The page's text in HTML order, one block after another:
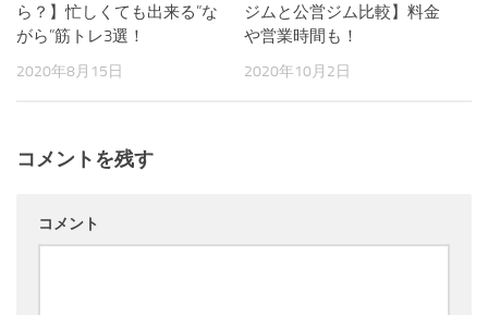
ら？】忙しくても出来る”な
がら”筋トレ3選！
2020年8月15日
ジムと公営ジム比較】料金
や営業時間も！
2020年10月2日
コメントを残す
コメント